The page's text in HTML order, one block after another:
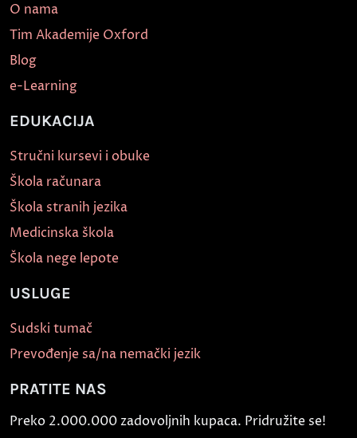
O nama
Tim Akademije Oxford
Blog
e-Learning
EDUKACIJA
Stručni kursevi i obuke
Škola računara
Škola stranih jezika
Medicinska škola
Škola nege lepote
USLUGE
Sudski tumač
Prevođenje sa/na nemački jezik
PRATITE NAS
Preko 2.000.000 zadovoljnih kupaca. Pridružite se!